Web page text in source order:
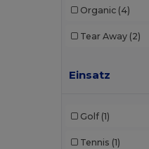
Organic (4)
Tear Away (2)
Einsatz
Golf (1)
Tennis (1)